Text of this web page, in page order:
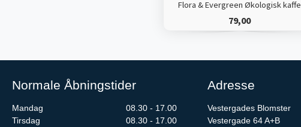
Flora & Evergreen Økologisk kaffe
79,00
Normale Åbningstider
Mandag
08.30 - 17.00
Tirsdag
08.30 - 17.00
Adresse
Vestergades Blomster
Vestergade 64 A+B